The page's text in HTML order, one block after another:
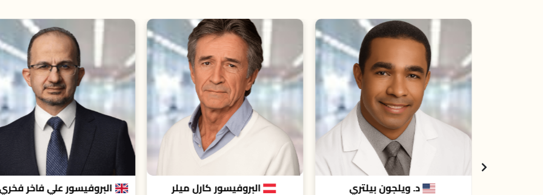
البروفيسور كارل ميلر
البروفيسور علي فاخر فخري
د. مسعود رضواني